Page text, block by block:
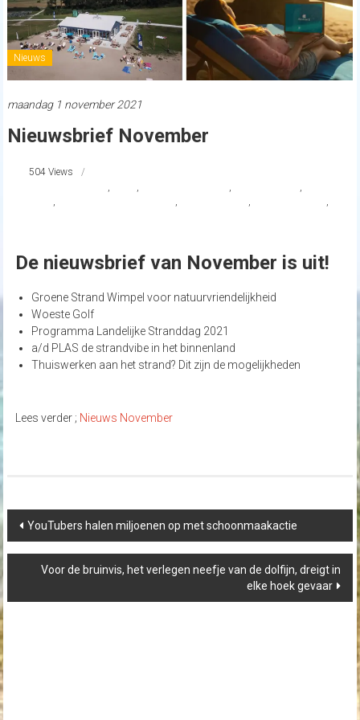
Nieuws
maandag 1 november 2021
Nieuwsbrief November
504 Views
, , , ,
, , ,
,
De nieuwsbrief van November is uit!
Groene Strand Wimpel voor natuurvriendelijkheid
Woeste Golf
Programma Landelijke Stranddag 2021
a/d PLAS de strandvibe in het binnenland
Thuiswerken aan het strand? Dit zijn de mogelijkheden
Lees verder ; Nieuws November
navigation
YouTubers halen miljoenen op met schoonmaakactie
Voor de bruinvis, het verlegen neefje van de dolfijn, dreigt in
elke hoek gevaar